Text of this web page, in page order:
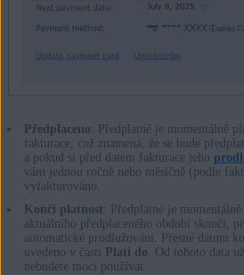
Předplaceno : Předplatné je momentálně
fakturace, což znamená, že se bude
a pokud si před datem fakturace jeho
vám jednou ročně nebo měsíčně (podle
vyfakturováno.
Končí platnost : Předplatné je
aktuálního předplaceného období skončí,
automatické prodlužování. Přesné datum
uvedeno v části Platí do. Od tohoto data
nebudete moci používat.